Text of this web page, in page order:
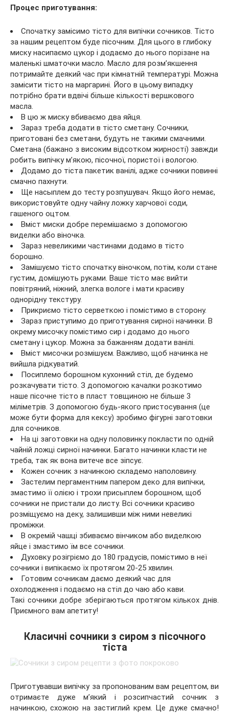
Процес приготування:
Спочатку замісимо тісто для випічки сочников. Тісто
за нашим рецептом буде пісочним. Для цього в глибоку
миску насипаємо цукор і додаємо до нього порізане на
маленькі шматочки масло. Масло для розм’якшення
потримайте деякий час при кімнатній температурі. Можна
замісити тісто на маргарині. Його в цьому випадку
потрібно брати вдвічі більше кількості вершкового
масла.
В цю ж миску вбиваємо два яйця.
Зараз треба додати в тісто сметану. Сочники,
приготовані без сметани, будуть не такими смачними.
Сметана (бажано з високим відсотком жирності) завжди
робить випічку м’якою, пісочної, пористої і вологою.
Додамо до тіста пакетик ванілі, адже сочники повинні
смачно пахнути.
Ще насыплем до тесту розпушувач. Якщо його немає,
використовуйте одну чайну ложку харчової соди,
гашеного оцтом.
Вміст миски добре перемішаємо з допомогою
виделки або віночка.
Зараз невеликими частинами додамо в тісто
борошно.
Замішуємо тісто спочатку віночком, потім, коли стане
густим, домішують руками. Ваше тісто має вийти
повітряний, ніжний, злегка вологе і мати красиву
однорідну текстуру.
Прикриємо тісто серветкою і помістимо в сторону.
Зараз приступимо до приготування сирної начинки. В
окрему мисочку помістимо сир і додамо до нього
сметану і цукор. Можна за бажанням додати ванілі.
Вміст мисочки розмішуєм. Важливо, щоб начинка не
вийшла рідкуватий.
Посиплемо борошном кухонний стіл, де будемо
розкачувати тісто. З допомогою качалки розкотимо
наше пісочне тісто в пласт товщиною не більше 3
міліметрів. З допомогою будь-якого пристосування (це
може бути форма для кексу) зробимо фігурні заготовки
для сочников.
На ці заготовки на одну половинку покласти по одній
чайній ложці сирної начинки. Багато начинки класти не
треба, так як вона витече все зіпсує.
Кожен сочник з начинкою складемо наполовину.
Застелим пергаментним папером деко для випічки,
змастимо її олією і трохи присыплем борошном, щоб
сочники не пристали до листу. Всі сочники красиво
розміщуємо на деку, залишивши між ними невеликі
проміжки.
В окремій чашці збиваємо вінчиком або виделкою
яйце і змастимо їм все сочники.
Духовку розігріємо до 180 градусів, помістимо в неї
сочники і випікаємо їх протягом 20-25 хвилин.
Готовим сочникам даємо деякий час для
охолодження і подаємо на стіл до чаю або кави.
Такі сочники добре зберігаються протягом кількох днів.
Приємного вам апетиту!
Класичні сочники з сиром з пісочного
тіста
Приготувавши випічку за пропонованим вам рецептом, ви
отримаєте дуже м’який і розсипчастий сочник з
начинкою, схожою на застиглий крем. Це дуже смачно!